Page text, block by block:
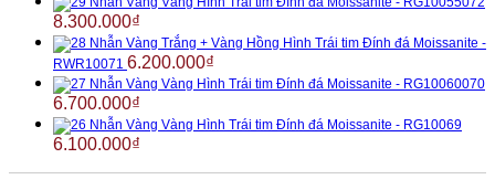
8.300.000₫
Nhẫn Vàng Trắng + Vàng Hồng Hình Trái tim Đính đá Moissanite -
RWR10071 6.200.000₫
Nhẫn Vàng Vàng Hình Trái tim Đính đá Moissanite - RG10060070
6.700.000₫
Nhẫn Vàng Vàng Hình Trái tim Đính đá Moissanite - RG10069
6.100.000₫